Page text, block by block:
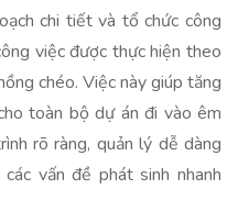
chi tiết và tổ chức công
việc được thực hiện theo
chéo. Việc này giúp tăng
toàn bộ dự án đi vào êm
rõ ràng, quản lý dễ dàng
vấn đề phát sinh nhanh